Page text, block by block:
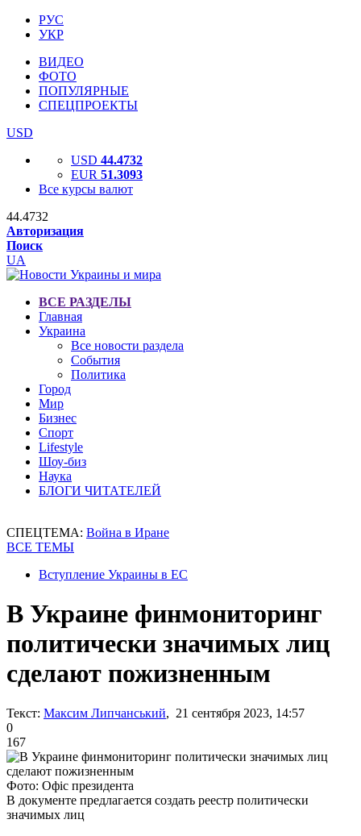
РУС
УКР
ВИДЕО
ФОТО
ПОПУЛЯРНЫЕ
СПЕЦПРОЕКТЫ
USD
USD 44.4732
EUR 51.3093
Все курсы валют
44.4732
Авторизация
Поиск
UA
ВСЕ РАЗДЕЛЫ
Главная
Украина
Все новости раздела
События
Политика
Город
Мир
Бизнес
Спорт
Lifestyle
Шоу-биз
Наука
БЛОГИ ЧИТАТЕЛЕЙ
СПЕЦТЕМА: Война в Иране
ВСЕ ТЕМЫ
Вступление Украины в ЕС
В Украине финмониторинг
политически значимых лиц
сделают пожизненным
Текст: Максим Липчанський, 21 сентября 2023, 14:57
0
167
Фото: Офіс президента
В документе предлагается создать реестр политически
значимых лиц